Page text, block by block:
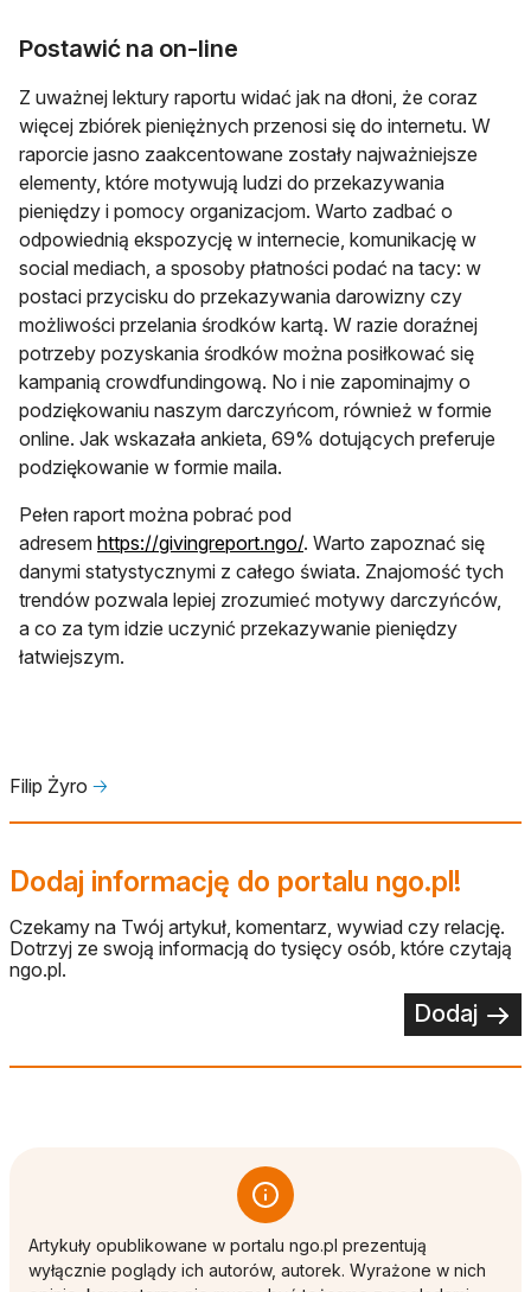
Postawić na on-line
Z uważnej lektury raportu widać jak na dłoni, że coraz
więcej zbiórek pieniężnych przenosi się do internetu. W
raporcie jasno zaakcentowane zostały najważniejsze
elementy, które motywują ludzi do przekazywania
pieniędzy i pomocy organizacjom. Warto zadbać o
odpowiednią ekspozycję w internecie, komunikację w
social mediach, a sposoby płatności podać na tacy: w
postaci przycisku do przekazywania darowizny czy
możliwości przelania środków kartą. W razie doraźnej
potrzeby pozyskania środków można posiłkować się
kampanią crowdfundingową. No i nie zapominajmy o
podziękowaniu naszym darczyńcom, również w formie
online. Jak wskazała ankieta, 69% dotujących preferuje
podziękowanie w formie maila.
Pełen raport można pobrać pod
adresem https://givingreport.ngo/otwiera się w nowej karcie
. Warto zapoznać się
danymi statystycznymi z całego świata. Znajomość tych
trendów pozwala lepiej zrozumieć motywy darczyńców,
a co za tym idzie uczynić przekazywanie pieniędzy
łatwiejszym.
Filip Żyro 🡢
Dodaj informację do portalu ngo.pl!
Czekamy na Twój artykuł, komentarz, wywiad czy relację.
Dotrzyj ze swoją informacją do tysięcy osób, które czytają
ngo.pl.
Dodaj
Artykuły opublikowane w portalu ngo.pl prezentują
wyłącznie poglądy ich autorów, autorek. Wyrażone w nich